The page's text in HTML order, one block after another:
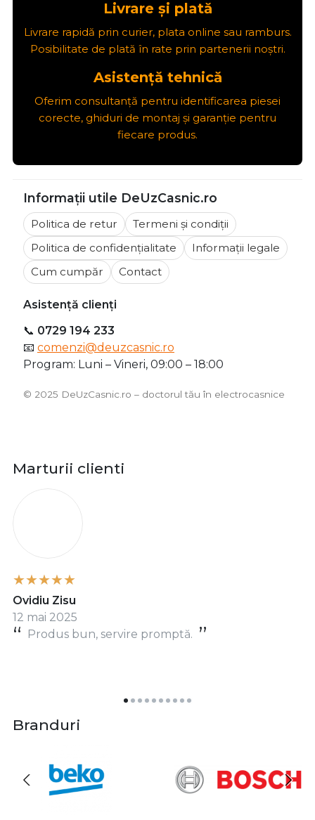
Livrare și plată
Livrare rapidă prin curier, plata online sau ramburs.
Posibilitate de plată în rate prin partenerii noștri.
Asistență tehnică
Oferim consultanță pentru identificarea piesei
corecte, ghiduri de montaj și garanție pentru
fiecare produs.
Informații utile DeUzCasnic.ro
Politica de retur
Termeni și condiții
Politica de confidențialitate
Informații legale
Cum cumpăr
Contact
Asistență clienți
📞 0729 194 233
📧 comenzi@deuzcasnic.ro
Program: Luni – Vineri, 09:00 – 18:00
©️ 2025 DeUzCasnic.ro – doctorul tău în electrocasnice
Marturii clienti
Produs bun, servire promptă.
Ovidiu Zisu
12 mai 2025
Branduri